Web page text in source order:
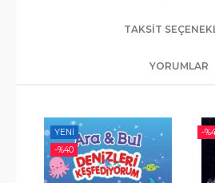
TAKSIT
YORUMLAR
YENI
-%40
-%